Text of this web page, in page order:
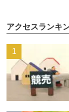
アクセスランキ